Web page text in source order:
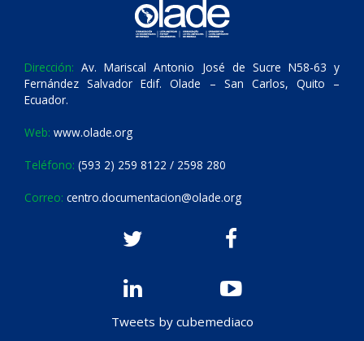
Dirección: Av. Mariscal Antonio José de Sucre N58-63 y
Fernández Salvador Edif. Olade – San Carlos, Quito –
Ecuador.
Web: www.olade.org
Teléfono: (593 2) 259 8122 / 2598 280
Correo: centro.documentacion@olade.org
Tweets by cubemediaco